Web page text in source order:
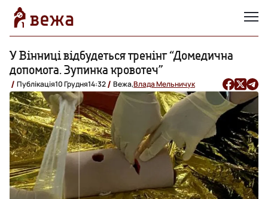
У Вінниці відбудеться тренінг “Домедична
допомога. Зупинка кровотеч”
Публікація10 Грудня14:32 Вежа,Влада Мельничук